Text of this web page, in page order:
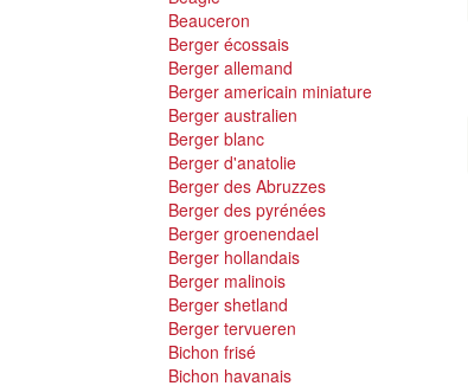
Beauceron
Berger écossais
Berger allemand
Berger americain miniature
Berger australien
Berger blanc
Berger d'anatolie
Berger des Abruzzes
Berger des pyrénées
Berger groenendael
Berger hollandais
Berger malinois
Berger shetland
Berger tervueren
Bichon frisé
Bichon havanais